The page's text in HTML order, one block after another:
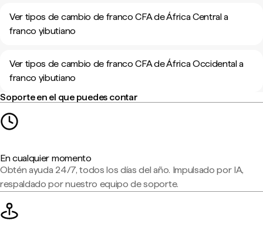
Ver tipos de cambio de franco CFA de África Central a
franco yibutiano
Ver tipos de cambio de franco CFA de África Occidental a
franco yibutiano
Soporte en el que puedes contar
En cualquier momento
Obtén ayuda 24/7, todos los días del año. Impulsado por IA,
respaldado por nuestro equipo de soporte.